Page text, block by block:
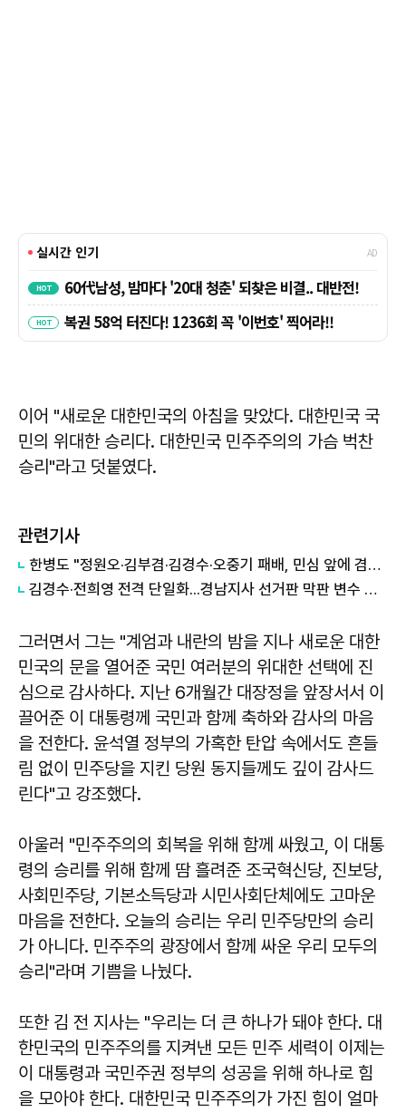
이어 "새로운 대한민국의 아침을 맞았다. 대한민국 국
민의 위대한 승리다. 대한민국 민주주의의 가슴 벅찬
승리"라고 덧붙였다.
관련기사
한병도 "정원오·김부겸·김경수·오중기 패배, 민심 앞에 겸손하겠다"
김경수·전희영 전격 단일화...경남지사 선거판 막판 변수 부상
그러면서 그는 "계엄과 내란의 밤을 지나 새로운 대한
민국의 문을 열어준 국민 여러분의 위대한 선택에 진
심으로 감사하다. 지난 6개월간 대장정을 앞장서서 이
끌어준 이 대통령께 국민과 함께 축하와 감사의 마음
을 전한다. 윤석열 정부의 가혹한 탄압 속에서도 흔들
림 없이 민주당을 지킨 당원 동지들께도 깊이 감사드
린다"고 강조했다.
아울러 "민주주의의 회복을 위해 함께 싸웠고, 이 대통
령의 승리를 위해 함께 땀 흘려준 조국혁신당, 진보당,
사회민주당, 기본소득당과 시민사회단체에도 고마운
마음을 전한다. 오늘의 승리는 우리 민주당만의 승리
가 아니다. 민주주의 광장에서 함께 싸운 우리 모두의
승리"라며 기쁨을 나눴다.
또한 김 전 지사는 "우리는 더 큰 하나가 돼야 한다. 대
한민국의 민주주의를 지켜낸 모든 민주 세력이 이제는
이 대통령과 국민주권 정부의 성공을 위해 하나로 힘
을 모아야 한다. 대한민국 민주주의가 가진 힘이 얼마